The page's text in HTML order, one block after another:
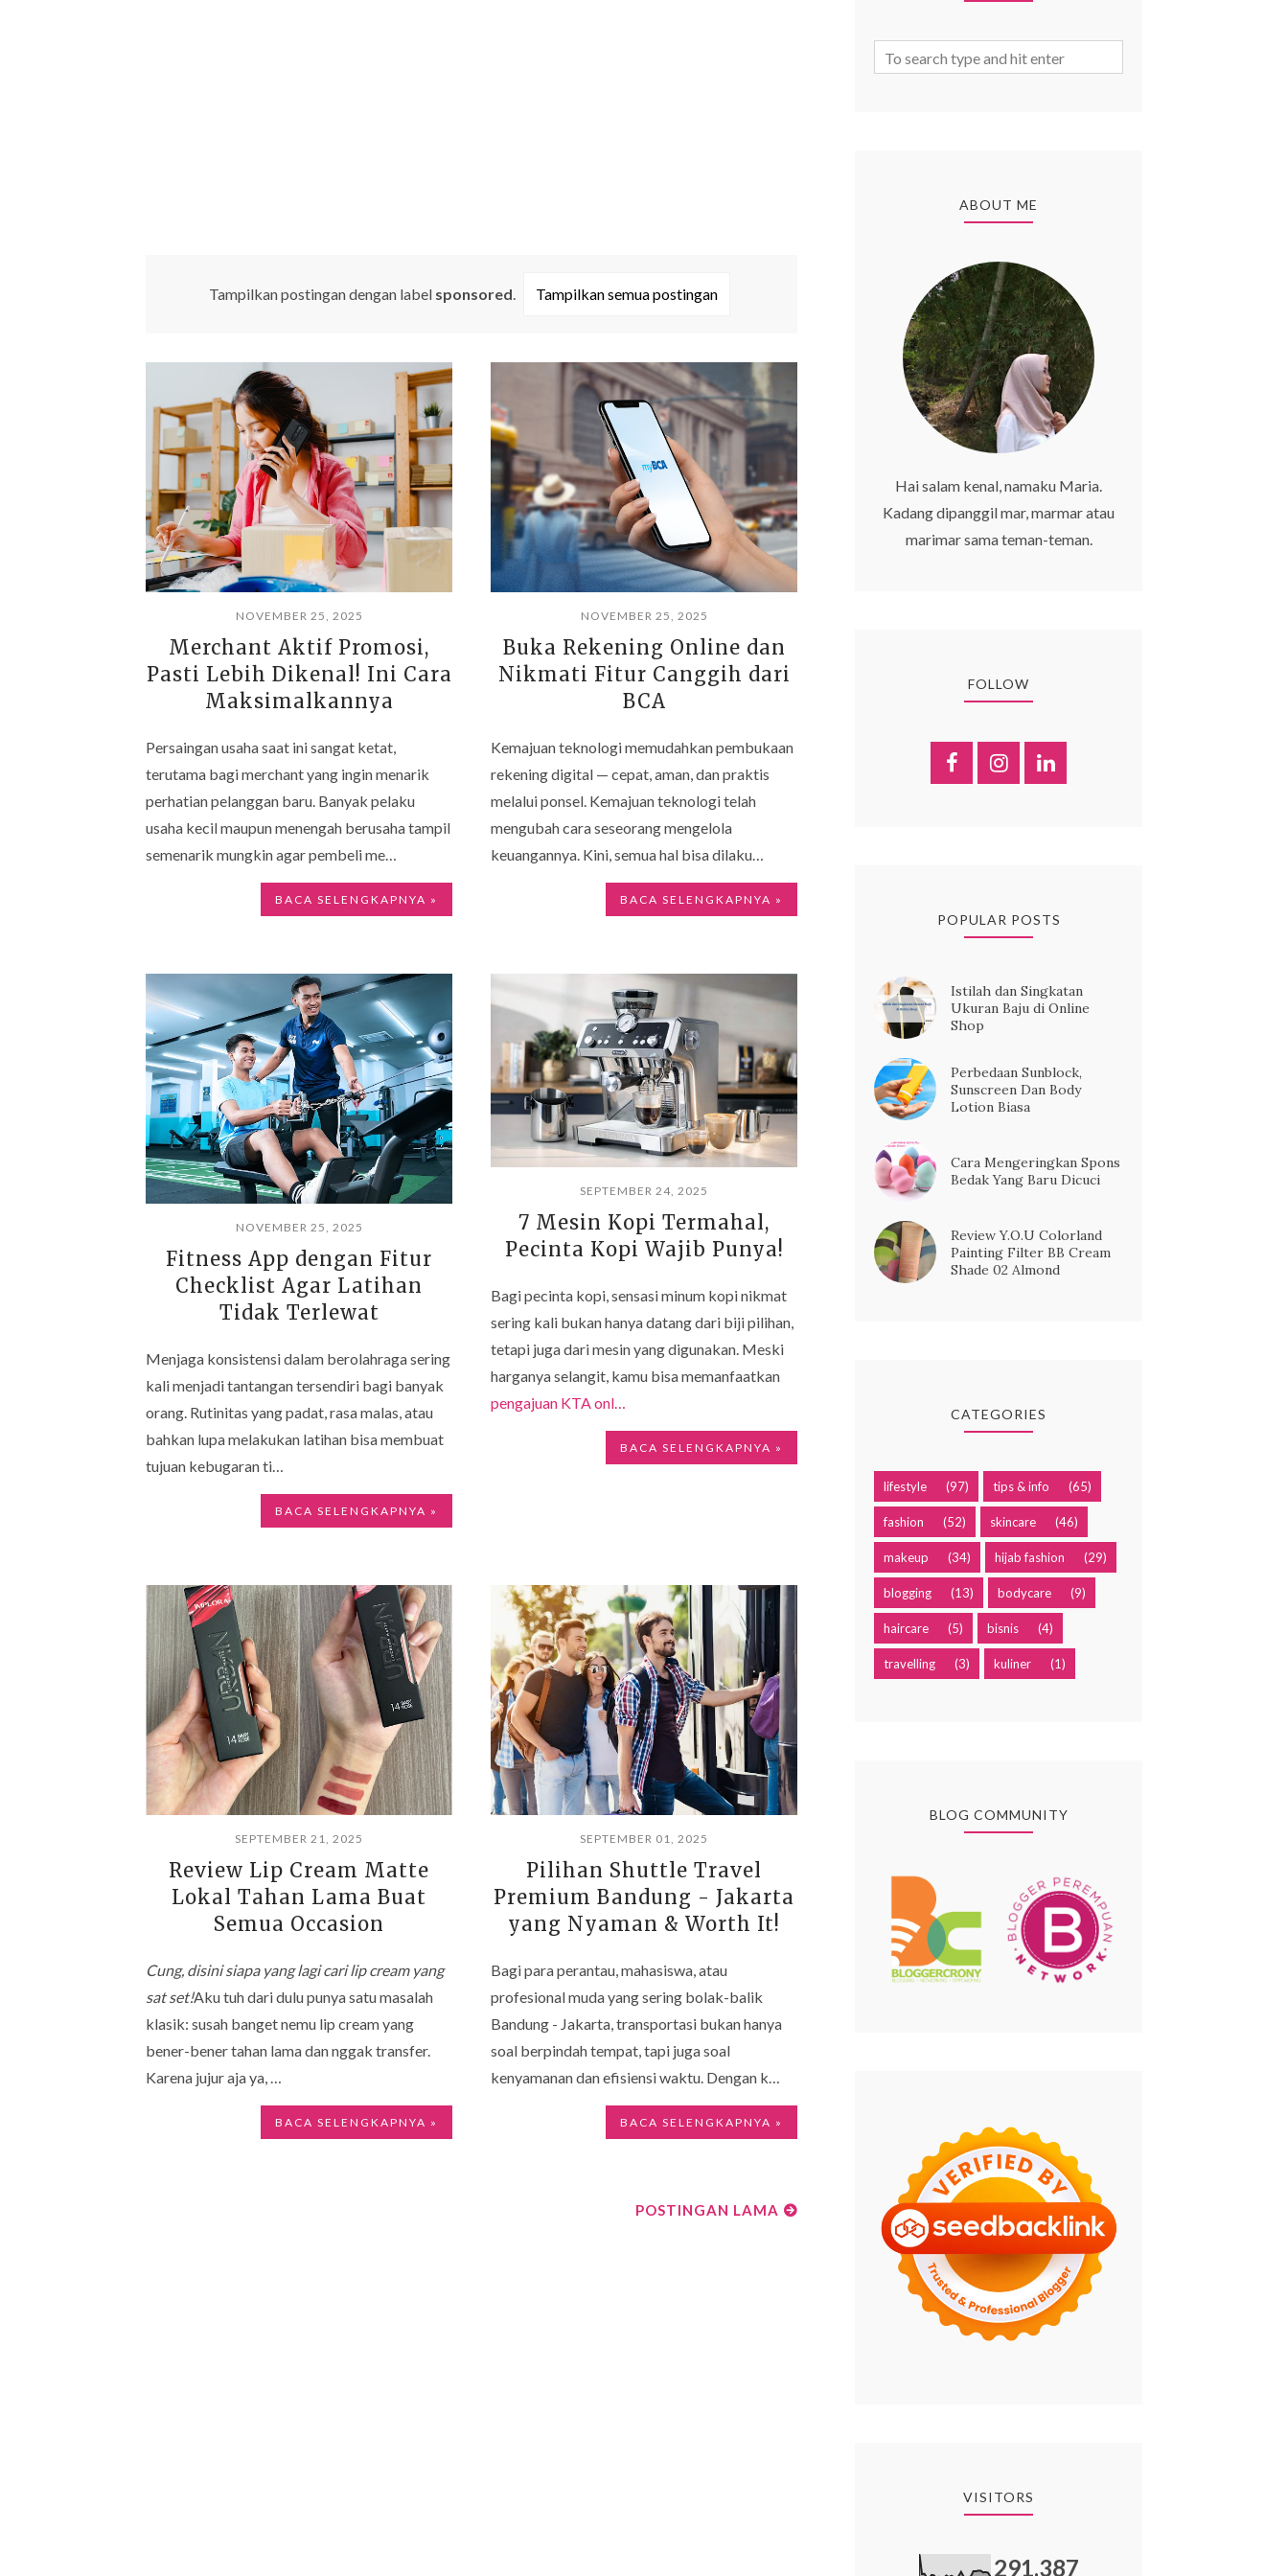
Tampilkan postingan dengan label sponsored. Tampilkan semua postingan
NOVEMBER 25, 2025
Merchant Aktif Promosi,
Pasti Lebih Dikenal! Ini Cara
Maksimalkannya
Persaingan usaha saat ini sangat ketat,
terutama bagi merchant yang ingin menarik
perhatian pelanggan baru. Banyak pelaku
usaha kecil maupun menengah berusaha tampil
semenarik mungkin agar pembeli me…
BACA SELENGKAPNYA »
NOVEMBER 25, 2025
Buka Rekening Online dan
Nikmati Fitur Canggih dari
BCA
Kemajuan teknologi memudahkan pembukaan
rekening digital — cepat, aman, dan praktis
melalui ponsel. Kemajuan teknologi telah
mengubah cara seseorang mengelola
keuangannya. Kini, semua hal bisa dilaku…
BACA SELENGKAPNYA »
NOVEMBER 25, 2025
Fitness App dengan Fitur
Checklist Agar Latihan
Tidak Terlewat
Menjaga konsistensi dalam berolahraga sering
kali menjadi tantangan tersendiri bagi banyak
orang. Rutinitas yang padat, rasa malas, atau
bahkan lupa melakukan latihan bisa membuat
tujuan kebugaran ti…
BACA SELENGKAPNYA »
SEPTEMBER 24, 2025
7 Mesin Kopi Termahal,
Pecinta Kopi Wajib Punya!
Bagi pecinta kopi, sensasi minum kopi nikmat
sering kali bukan hanya datang dari biji pilihan,
tetapi juga dari mesin yang digunakan. Meski
harganya selangit, kamu bisa memanfaatkan
pengajuan KTA onl…
BACA SELENGKAPNYA »
SEPTEMBER 21, 2025
Review Lip Cream Matte
Lokal Tahan Lama Buat
Semua Occasion
Cung, disini siapa yang lagi cari lip cream yang
sat set!Aku tuh dari dulu punya satu masalah
klasik: susah banget nemu lip cream yang
bener-bener tahan lama dan nggak transfer.
Karena jujur aja ya, …
BACA SELENGKAPNYA »
SEPTEMBER 01, 2025
Pilihan Shuttle Travel
Premium Bandung - Jakarta
yang Nyaman & Worth It!
Bagi para perantau, mahasiswa, atau
profesional muda yang sering bolak-balik
Bandung - Jakarta, transportasi bukan hanya
soal berpindah tempat, tapi juga soal
kenyamanan dan efisiensi waktu. Dengan k…
BACA SELENGKAPNYA »
POSTINGAN LAMA
ABOUT ME
Hai salam kenal, namaku Maria.
Kadang dipanggil mar, marmar atau
marimar sama teman-teman.
FOLLOW
POPULAR POSTS
Istilah dan Singkatan
Ukuran Baju di Online
Shop
Perbedaan Sunblock,
Sunscreen Dan Body
Lotion Biasa
Cara Mengeringkan Spons
Bedak Yang Baru Dicuci
Review Y.O.U Colorland
Painting Filter BB Cream
Shade 02 Almond
CATEGORIES
lifestyle (97) tips & info (65)
fashion (52) skincare (46)
makeup (34) hijab fashion (29)
blogging (13) bodycare (9)
haircare (5) bisnis (4)
travelling (3) kuliner (1)
BLOG COMMUNITY
VISITORS
291,387